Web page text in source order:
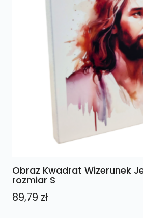
Obraz Kwadrat Wizerunek
rozmiar S
89,79 zł